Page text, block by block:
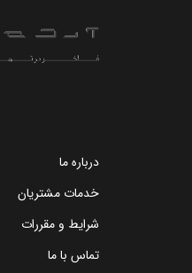
درباره ما
خدمات مشتریان
شرایط و مقررات
تماس با ما